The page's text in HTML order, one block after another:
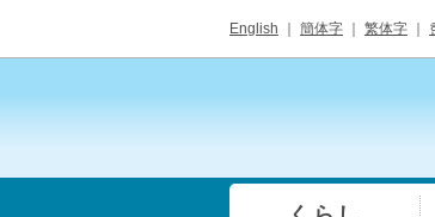
English 簡体字 繁体字